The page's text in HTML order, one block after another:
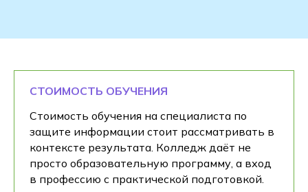
СТОИМОСТЬ ОБУЧЕНИЯ
Стоимость обучения на специалиста по
защите информации стоит рассматривать в
контексте результата. Колледж даёт не
просто образовательную программу, а вход
в профессию с практической подготовкой.